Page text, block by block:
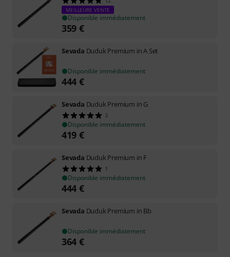
MEILLEURE VENTE
Disponible immédiatement
359 €
Sevada Duduk Premium in A Set
Disponible immédiatement
444 €
Sevada Duduk Premium in G
3
Disponible immédiatement
419 €
Sevada Duduk Premium in F
1
Disponible immédiatement
444 €
Sevada Duduk Premium in Bb
Disponible immédiatement
364 €